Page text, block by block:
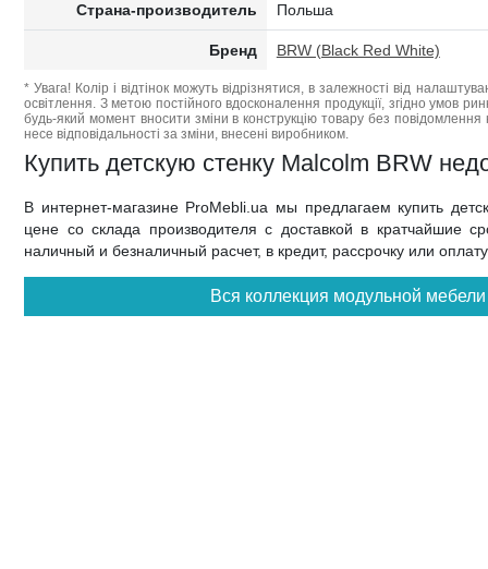
Страна-производитель Польша
Бренд BRW (Black Red White)
* Увага! Колір і відтінок можуть відрізнятися, в залежності від
освітлення. З метою постійного вдосконалення продукції, згідно умов
будь-який момент вносити зміни в конструкцію товару без
несе відповідальності за зміни, внесені виробником.
Купить детскую стенку Malcolm BRW
В интернет-магазине ProMebli.ua мы предлагаем купить
цене со склада производителя с доставкой в кратчайшие
наличный и безналичный расчет, в кредит, рассрочку или
Вся коллекция модульной